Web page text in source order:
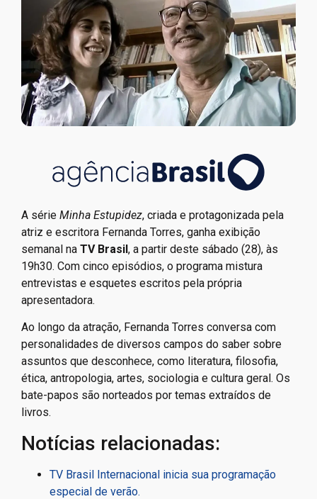
A série Minha Estupidez, criada e protagonizada pela
atriz e escritora Fernanda Torres, ganha exibição
semanal na TV Brasil, a partir deste sábado (28), às
19h30. Com cinco episódios, o programa mistura
entrevistas e esquetes escritos pela própria
apresentadora.
Ao longo da atração, Fernanda Torres conversa com
personalidades de diversos campos do saber sobre
assuntos que desconhece, como literatura, filosofia,
ética, antropologia, artes, sociologia e cultura geral. Os
bate-papos são norteados por temas extraídos de
livros.
Notícias relacionadas:
TV Brasil Internacional inicia sua programação
especial de verão.